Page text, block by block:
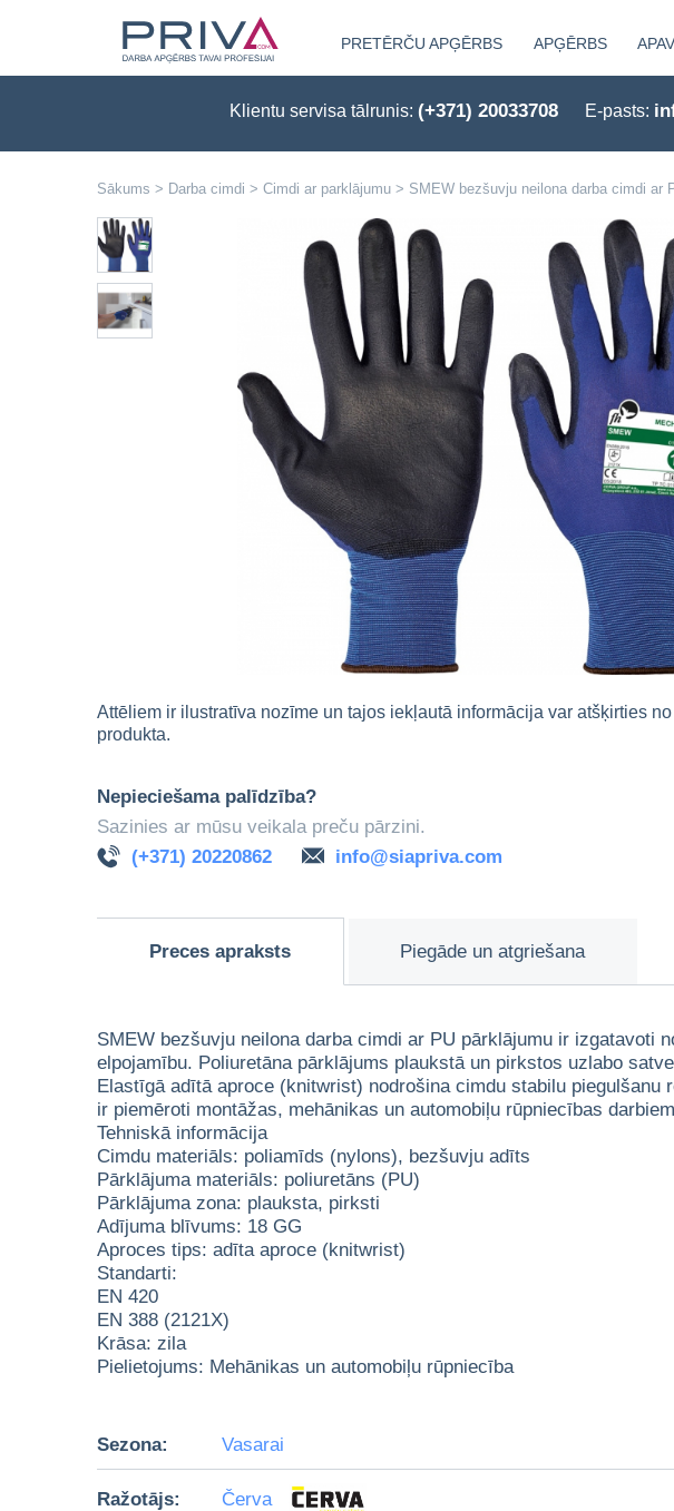
PRETĒRČU APĢĒRBS APĢĒRBS
Klientu servisa tālrunis: (+371) 20033708 E-pasts:
Sākums > Darba cimdi > Cimdi ar parklājumu > SMEW bezšuvju neilona darba cimdi ar
Attēliem ir ilustratīva nozīme un tajos iekļautā informācija var atšķirties
produkta.
Nepieciešama palīdzība?
Sazinies ar mūsu veikala preču pārzini.
(+371) 20220862
info@siapriva.com
Preces apraksts Piegāde un atgriešana
SMEW bezšuvju neilona darba cimdi ar PU pārklājumu ir
elpojamību. Poliuretāna pārklājums plaukstā un pirkstos uzlabo
Elastīgā adītā aproce (knitwrist) nodrošina cimdu stabilu
ir piemēroti montāžas, mehānikas un automobiļu rūpniecības
Tehniskā informācija
Cimdu materiāls: poliamīds (nylons), bezšuvju adīts
Pārklājuma materiāls: poliuretāns (PU)
Pārklājuma zona: plauksta, pirksti
Adījuma blīvums: 18 GG
Aproces tips: adīta aproce (knitwrist)
Standarti:
EN 420
EN 388 (2121X)
Krāsa: zila
Pielietojums: Mehānikas un automobiļu rūpniecība
Sezona: Vasarai
Ražotājs: Červa